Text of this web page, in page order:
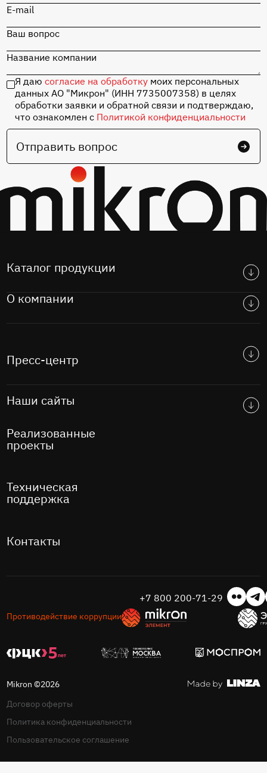
E-mail
Ваш вопрос
Название компании
Я даюсогласие на обработку моих персональных
данных АО "Микрон" (ИНН 7735007358) в целях
обработки заявки и обратной связи и подтверждаю,
что ознакомлен с Политикой конфиденциальности
Отправить вопрос
Каталог продукции
О компании
Пресс-центр
Наши сайты
Реализованные
проекты
Техническая
поддержка
Контакты
Противодействие коррупции
+7 800 200-71-29
Mikron ©2026
Договор оферты
Политика конфиденциальности
Пользовательское соглашение